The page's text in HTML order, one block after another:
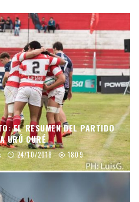
EL RESUMEN DEL PARTIDO
URÚ CURÉ
24/10/2018 1809